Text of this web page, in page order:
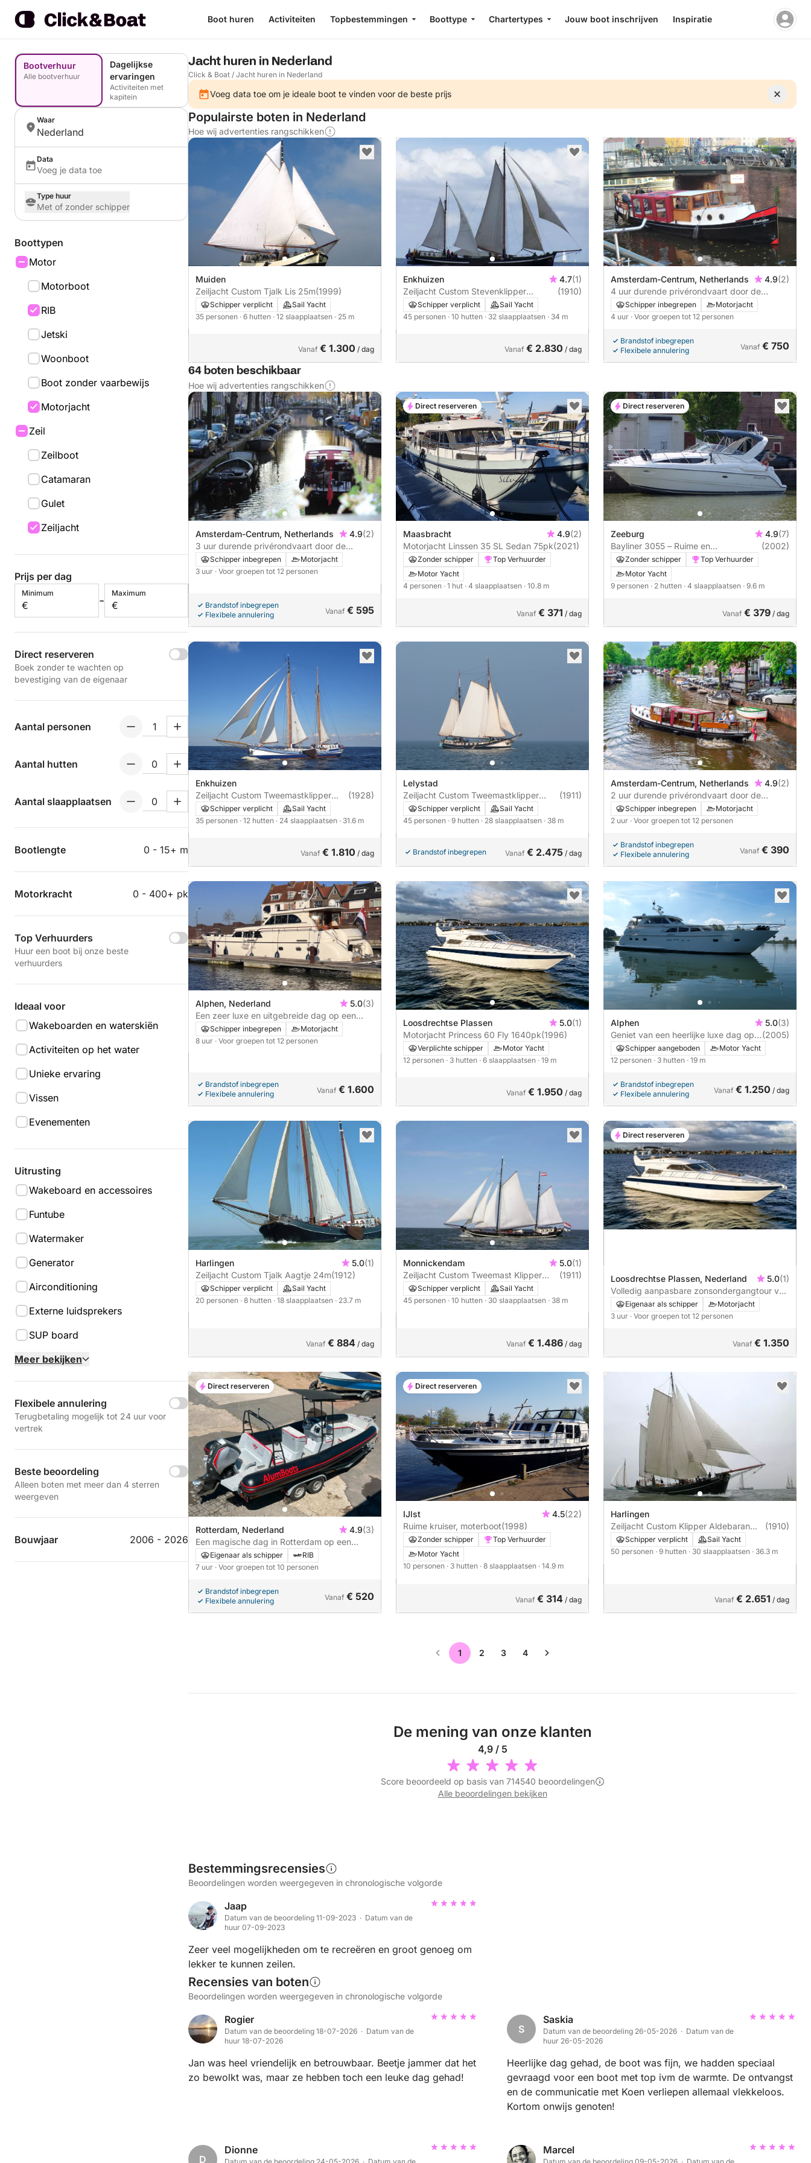
Boot huren Activiteiten Topbestemmingen Boottype Chartertypes Jouw boot inschrijven Inspiratie
Bootverhuur
Alle bootverhuur
Dagelijkse
ervaringen
Activiteiten met
kapitein
Waar
Nederland
Data
Voeg je data toe
Type huur
Met of zonder schipper
Boottypen
Motor
Motorboot
RIB
Jetski
Woonboot
Boot zonder vaarbewijs
Motorjacht
Zeil
Zeilboot
Catamaran
Gulet
Zeiljacht
Prijs per dag
Minimum
€ -
Maximum
€
Direct reserveren
Boek zonder te wachten op
bevestiging van de eigenaar
Aantal personen
Aantal hutten
Aantal slaapplaatsen
Bootlengte 0 - 15+ m
Motorkracht 0 - 400+ pk
Top Verhuurders
Huur een boot bij onze beste
verhuurders
Ideaal voor
Wakeboarden en waterskiën
Activiteiten op het water
Unieke ervaring
Vissen
Evenementen
Uitrusting
Wakeboard en accessoires
Funtube
Watermaker
Generator
Airconditioning
Externe luidsprekers
SUP board
Meer bekijken
Flexibele annulering
Terugbetaling mogelijk tot 24 uur voor
vertrek
Beste beoordeling
Alleen boten met meer dan 4 sterren
weergeven
Bouwjaar 2006 - 2026
Jacht huren in Nederland
Click & Boat / Jacht huren in Nederland
Voeg data toe om je ideale boot te vinden voor de beste prijs
Populairste boten in Nederland
Hoe wij advertenties rangschikken
Muiden
Zeiljacht Custom Tjalk Lis 25m(1999)
Schipper verplicht
Sail Yacht
35 personen · 6 hutten · 12 slaapplaatsen · 25 m
Vanaf € 1.300 / dag
Enkhuizen 4.7(1)
Zeiljacht Custom Stevenklipper
Broedertrouw 34m
(1910)
Schipper verplicht
Sail Yacht
45 personen · 10 hutten · 32 slaapplaatsen · 34 m
Vanaf € 2.830 / dag
Amsterdam-Centrum, Netherlands 4.9(2)
4 uur durende privérondvaart door de
grachten van Amsterdam
Schipper inbegrepen
Motorjacht
4 uur · Voor groepen tot 12 personen
Brandstof inbegrepen
Flexibele annulering
Vanaf € 750
64 boten beschikbaar
Hoe wij advertenties rangschikken
Amsterdam-Centrum, Netherlands 4.9(2)
3 uur durende privérondvaart door de
grachten van Amsterdam
Schipper inbegrepen
Motorjacht
3 uur · Voor groepen tot 12 personen
Brandstof inbegrepen
Flexibele annulering
Vanaf € 595
Maasbracht 4.9(2)
Motorjacht Linssen 35 SL Sedan 75pk(2021)
Zonder schipper
Top Verhuurder
Motor Yacht
4 personen · 1 hut · 4 slaapplaatsen · 10.8 m
Vanaf € 371 / dag
Direct reserveren
Zeeburg 4.9(7)
Bayliner 3055 – Ruime en
comfortabele motorjacht voor een
ontspannen vaartocht
(2002)
Zonder schipper
Top Verhuurder
Motor Yacht
9 personen · 2 hutten · 4 slaapplaatsen · 9.6 m
Vanaf € 379 / dag
Direct reserveren
Enkhuizen
Zeiljacht Custom Tweemastklipper
Avanti 32m
(1928)
Schipper verplicht
Sail Yacht
35 personen · 12 hutten · 24 slaapplaatsen · 31.6 m
Vanaf € 1.810 / dag
Lelystad
Zeiljacht Custom Tweemastklipper
Allure 38m
(1911)
Schipper verplicht
Sail Yacht
45 personen · 9 hutten · 28 slaapplaatsen · 38 m
Brandstof inbegrepen Vanaf € 2.475 / dag
Amsterdam-Centrum, Netherlands 4.9(2)
2 uur durende privérondvaart door de
grachten van Amsterdam
Schipper inbegrepen
Motorjacht
2 uur · Voor groepen tot 12 personen
Brandstof inbegrepen
Flexibele annulering
Vanaf € 390
Alphen, Nederland 5.0(3)
Een zeer luxe en uitgebreide dag op een
privéjacht, inclusief alles.
Schipper inbegrepen
Motorjacht
8 uur · Voor groepen tot 12 personen
Brandstof inbegrepen
Flexibele annulering
Vanaf € 1.600
Loosdrechtse Plassen 5.0(1)
Motorjacht Princess 60 Fly 1640pk(1996)
Verplichte schipper
Motor Yacht
12 personen · 3 hutten · 6 slaapplaatsen · 19 m
Vanaf € 1.950 / dag
Alphen 5.0(3)
Geniet van een heerlijke luxe dag op
het water
(2005)
Schipper aangeboden
Motor Yacht
12 personen · 3 hutten · 19 m
Brandstof inbegrepen
Flexibele annulering
Vanaf € 1.250 / dag
Harlingen 5.0(1)
Zeiljacht Custom Tjalk Aagtje 24m(1912)
Schipper verplicht
Sail Yacht
20 personen · 8 hutten · 18 slaapplaatsen · 23.7 m
Vanaf € 884 / dag
Monnickendam 5.0(1)
Zeiljacht Custom Tweemast Klipper
Korevaer 38m
(1911)
Schipper verplicht
Sail Yacht
45 personen · 10 hutten · 30 slaapplaatsen · 38 m
Vanaf € 1.486 / dag
Loosdrechtse Plassen, Nederland 5.0(1)
Volledig aanpasbare zonsondergangtour van
3 uurEigenaar als schipper
Motorjacht
3 uur · Voor groepen tot 12 personen
Vanaf € 1.350
Direct reserveren
Rotterdam, Nederland 4.9(3)
Een magische dag in Rotterdam op een
motorboot.
Eigenaar als schipper
RIB
7 uur · Voor groepen tot 10 personen
Brandstof inbegrepen
Flexibele annulering
Vanaf € 520
Direct reserveren
IJlst 4.5(22)
Ruime kruiser, moterboot(1998)
Zonder schipper
Top Verhuurder
Motor Yacht
10 personen · 3 hutten · 8 slaapplaatsen · 14.9 m
Vanaf € 314 / dag
Direct reserveren
Harlingen
Zeiljacht Custom Klipper Aldebaran
36m
(1910)
Schipper verplicht
Sail Yacht
50 personen · 9 hutten · 30 slaapplaatsen · 36.3 m
Vanaf € 2.651 / dag
1 2 3 4
De mening van onze klanten
4,9 / 5
Score beoordeeld op basis van 714540 beoordelingen
Alle beoordelingen bekijken
Bestemmingsrecensies
Beoordelingen worden weergegeven in chronologische volgorde
Jaap
Datum van de beoordeling 11-09-2023 · Datum van de
huur 07-09-2023
Zeer veel mogelijkheden om te recreëren en groot genoeg om
lekker te kunnen zeilen.
Recensies van boten
Beoordelingen worden weergegeven in chronologische volgorde
Rogier
Datum van de beoordeling 18-07-2026 · Datum van de
huur 18-07-2026
Jan was heel vriendelijk en betrouwbaar. Beetje jammer dat het
zo bewolkt was, maar ze hebben toch een leuke dag gehad!
S
Saskia
Datum van de beoordeling 26-05-2026 · Datum van de
huur 26-05-2026
Heerlijke dag gehad, de boot was fijn, we hadden speciaal
gevraagd voor een boot met top ivm de warmte. De ontvangst
en de communicatie met Koen verliepen allemaal vlekkeloos.
Kortom onwijs genoten!
D
Dionne Marcel